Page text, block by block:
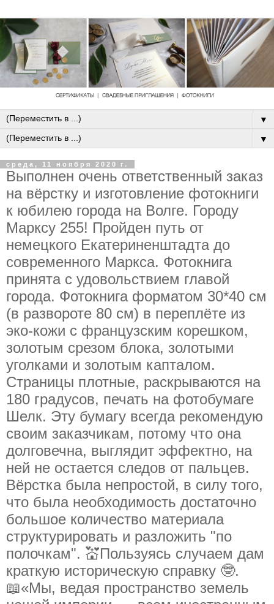
▼
▼
среда, 11 ноября 2020 г.
Выполнен очень ответственный заказ
на вёрстку и изготовление фотокниги
к юбилею города на Волге. Городу
Марксу 255! Пройден путь от
немецкого Екатериненштадта до
современного Маркса. Фотокнига
принята с удовольствием главой
города. Фотокнига форматом 30*40 см
(в развороте 80 см) в переплёте из
эко-кожи с французским корешком,
золотым срезом блока, золотыми
уголками и золотым капталом.
Страницы плотные, раскрываются на
180 градусов, печать на фотобумаге
Шелк. Эту бумагу всегда рекомендую
своим заказчикам, потому что она
долговечна, выглядит эффектно, на
ней не остается следов от пальцев.
Вёрстка была непростой, в силу того,
что была необходимость достаточно
большое количество материала
структурировать и разложить "по
полочкам". 💒Пользуясь случаем дам
краткую историческую справку 🤓.
📖«Мы, ведая пространство земель